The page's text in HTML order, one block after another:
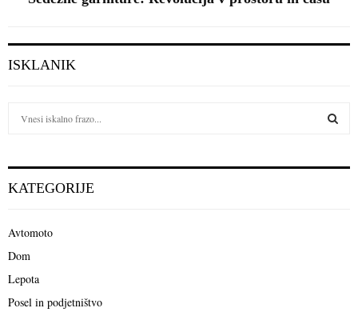
ISKLANIK
h
o
:
KATEGORIJE
Avtomoto
Dom
Lepota
Posel in podjetništvo